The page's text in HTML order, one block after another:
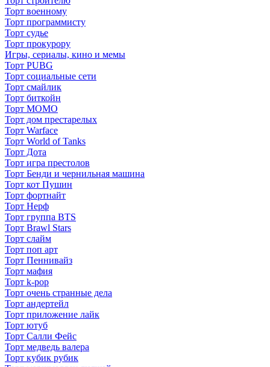
Торт военному
Торт программисту
Торт судье
Торт прокурору
Игры, сериалы, кино и мемы
Торт PUBG
Торт социальные сети
Торт смайлик
Торт биткойн
Торт МОМО
Торт дом престарелых
Торт Warface
Торт World of Tanks
Торт Дота
Торт игра престолов
Торт Бенди и чернильная машина
Торт кот Пушин
Торт фортнайт
Торт Нерф
Торт группа BTS
Торт Brawl Stars
Торт слайм
Торт поп арт
Торт Пеннивайз
Торт мафия
Торт k-pop
Торт очень странные дела
Торт андертейл
Торт приложение лайк
Торт ютуб
Торт Салли Фейс
Торт медведь валера
Торт кубик рубик